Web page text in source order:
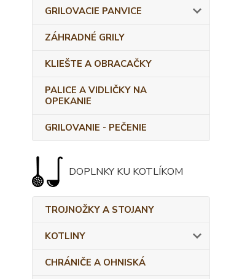
GRILOVACIE PANVICE
ZÁHRADNÉ GRILY
KLIEŠTE A OBRACAČKY
PALICE A VIDLIČKY NA
OPEKANIE
GRILOVANIE - PEČENIE
DOPLNKY KU KOTLÍKOM
TROJNOŽKY A STOJANY
KOTLINY
CHRÁNIČE A OHNISKÁ